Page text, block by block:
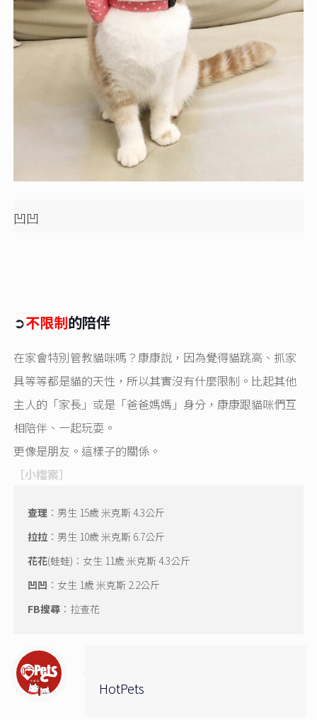
凹凹
➲不限制的陪伴
在家會特別管教貓咪嗎？康康說，因為覺得貓跳高、抓家
具等等都是貓的天性，所以其實沒有什麼限制。比起其他
主人的「家長」或是「爸爸媽媽」身分，康康跟貓咪們互
相陪伴、一起玩耍。
更像是朋友。這樣子的關係。
［小檔案］
查理 ：男生 15歲 米克斯 4.3公斤
拉拉 ：男生 10歲 米克斯 6.7公斤
花花(蛙蛙)：女生 11歲 米克斯 4.3公斤
凹凹 ：女生 1歲 米克斯 2.2公斤
FB搜尋 ： 拉查花
HotPets